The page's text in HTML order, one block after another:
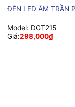
ĐÈN LED ÂM TRẦN
Model: DGT215
Giá:298,000₫